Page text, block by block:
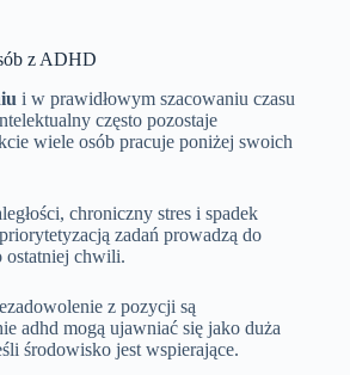
z ADHD
i w prawidłowym szacowaniu czasu
często pozostaje
wiele osób pracuje poniżej swoich
chroniczny stres i spadek
zadań prowadzą do
ostatniej chwili.
z pozycji są
adhd mogą ujawniać się jako duża
środowisko jest wspierające.